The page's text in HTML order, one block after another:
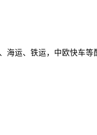
海运、铁运，中欧快车